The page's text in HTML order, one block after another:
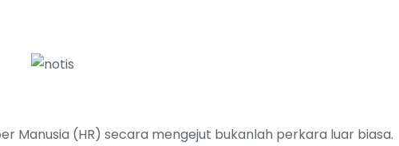
Manusia (HR) secara mengejut bukanlah perkara luar biasa.